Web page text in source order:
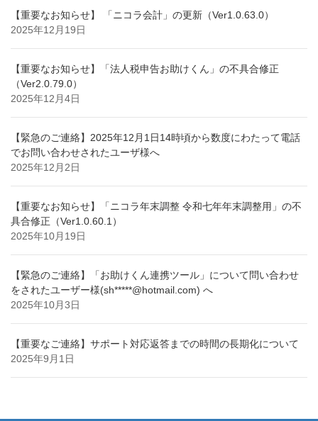
【重要なお知らせ】 「ニコラ会計」の更新（Ver1.0.63.0）
2025年12月19日
【重要なお知らせ】「法人税申告お助けくん」の不具合修正
（Ver2.0.79.0）
2025年12月4日
【緊急のご連絡】2025年12月1日14時頃から数度にわたって電話
でお問い合わせされたユーザ様へ
2025年12月2日
【重要なお知らせ】「ニコラ年末調整 令和七年年末調整用」の不
具合修正（Ver1.0.60.1）
2025年10月19日
【緊急のご連絡】「お助けくん連携ツール」について問い合わせ
をされたユーザー様(sh*****@hotmail.com) へ
2025年10月3日
【重要なご連絡】サポート対応返答までの時間の長期化について
2025年9月1日